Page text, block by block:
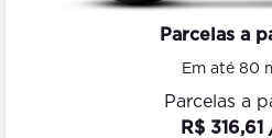
Parcelas a
Em até 80
Parcelas a
R$ 316,61